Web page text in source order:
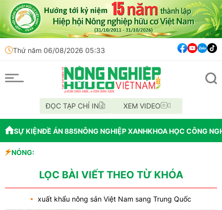
Thứ năm 06/08/2026 05:33
ĐỌC TẠP CHÍ IN XEM VIDEO
SỰ KIỆNĐỀ ÁN 885NÔNG NGHIỆP XANHKHOA HỌC CÔNG
NÓNG:
rau sau thu hoạch
thôn An Xuân Đông
LỌC BÀI VIẾT THEO TỪ KHÓA
xuất khẩu nông sản Việt Nam sang Trung Quốc